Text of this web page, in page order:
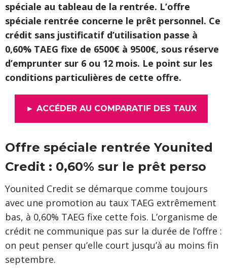
spéciale au tableau de la rentrée. L’offre
spéciale rentrée concerne le prêt personnel. Ce
crédit sans justificatif d’utilisation passe à
0,60% TAEG fixe de 6500€ à 9500€, sous réserve
d’emprunter sur 6 ou 12 mois. Le point sur les
conditions particulières de cette offre.
► ACCÉDER AU COMPARATIF DES TAUX
Offre spéciale rentrée Younited
Credit : 0,60% sur le prêt perso
Younited Credit se démarque comme toujours
avec une promotion au taux TAEG extrêmement
bas, à 0,60% TAEG fixe cette fois. L’organisme de
crédit ne communique pas sur la durée de l’offre :
on peut penser qu’elle court jusqu’à au moins fin
septembre.